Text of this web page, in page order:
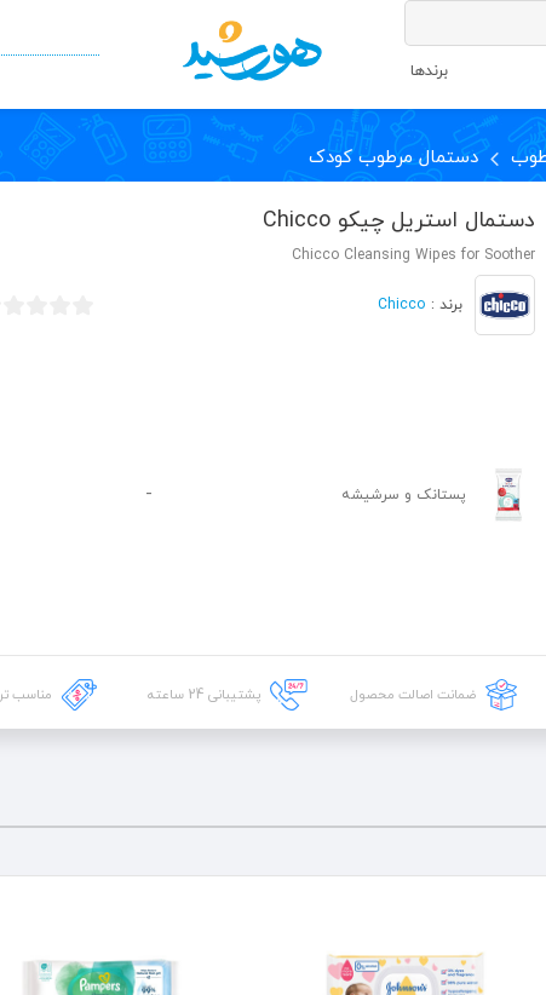
برندها
دستمال مرطوب کودک
دستمال استریل چیکو Chicco
Chicco Cleansing Wipes for Soother
برند : Chicco
پستانک و سرشیشه -
ضمانت اصالت محصول پشتیبانی 24 ساعته مناسب